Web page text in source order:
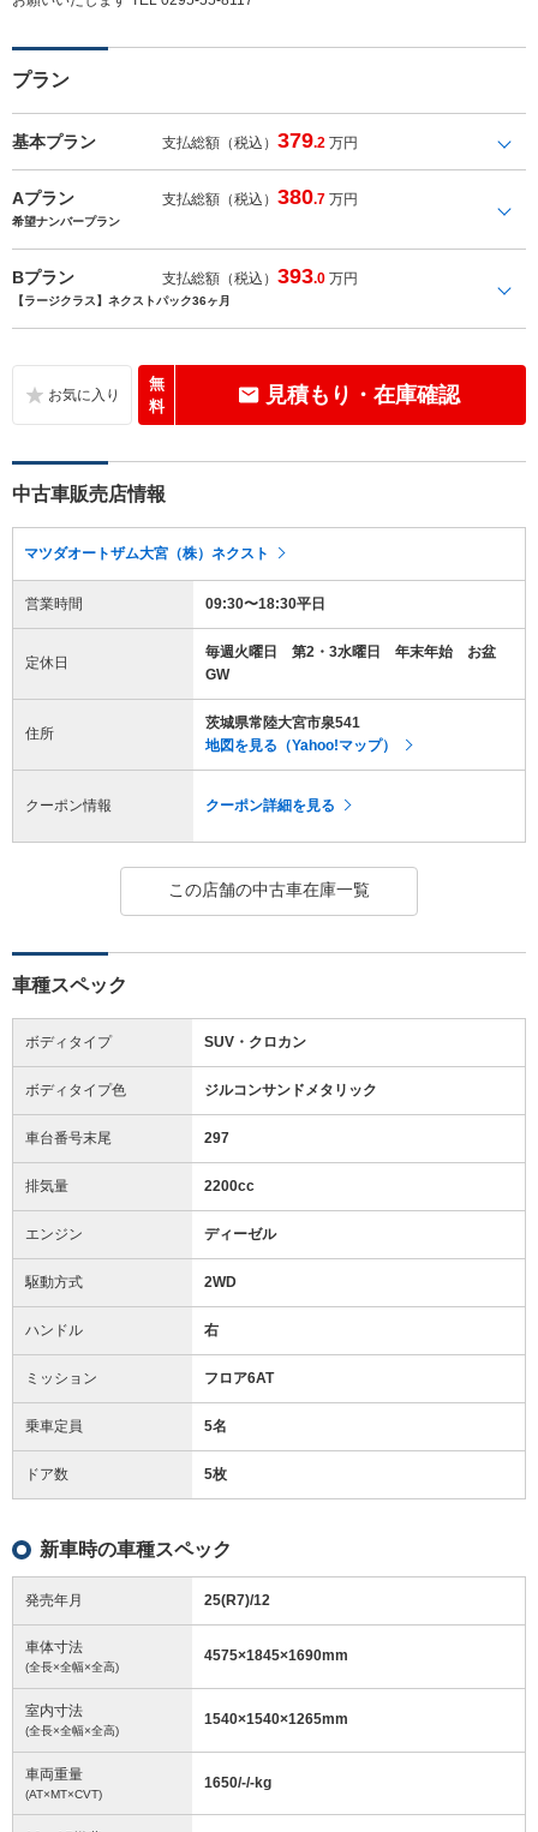
プラン
基本プラン 支払総額（税込）379.2 万円
Aプラン 支払総額（税込）380.7 万円
希望ナンバープラン
Bプラン 支払総額（税込）393.0 万円
【ラージクラス】ネクストパック36ヶ月
無
料
見積もり・在庫確認
中古車販売店情報
マツダオートザム大宮（株）ネクスト
営業時間 09:30〜18:30平日
定休日
毎週火曜日 第2・3水曜日 年末年始 お盆
GW
住所
茨城県常陸大宮市泉541
地図を見る（Yahoo!マップ）
クーポン情報 クーポン詳細を見る
この店舗の中古車在庫一覧
車種スペック
ボディタイプ SUV・クロカン
ボディタイプ色 ジルコンサンドメタリック
車台番号末尾 297
排気量 2200cc
エンジン ディーゼル
駆動方式 2WD
ハンドル 右
ミッション フロア6AT
乗車定員 5名
ドア数 5枚
新車時の車種スペック
発売年月 25(R7)/12
車体寸法
(全長×全幅×全高)
4575×1845×1690mm
室内寸法
(全長×全幅×全高)
1540×1540×1265mm
車両重量
(AT×MT×CVT)
1650/-/-kg